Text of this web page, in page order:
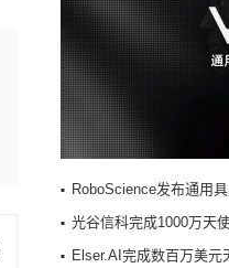
光谷信科完成1000万天
Elser.AI完成数百万美